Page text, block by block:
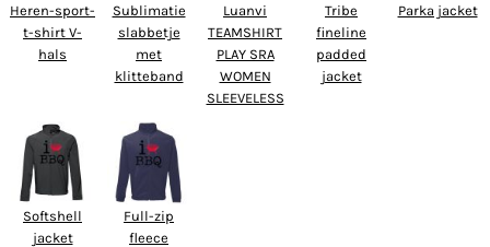
Heren-sport-
t-shirt V-
hals
Sublimatie
slabbetje
met
klitteband
Luanvi
TEAMSHIRT
PLAY SRA
WOMEN
SLEEVELESS
Tribe
fineline
padded
jacket
Parka jacket
Softshell
jacket
Full-zip
fleece